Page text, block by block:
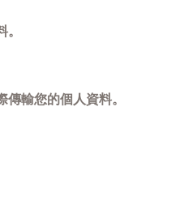
輸您的個人資料。